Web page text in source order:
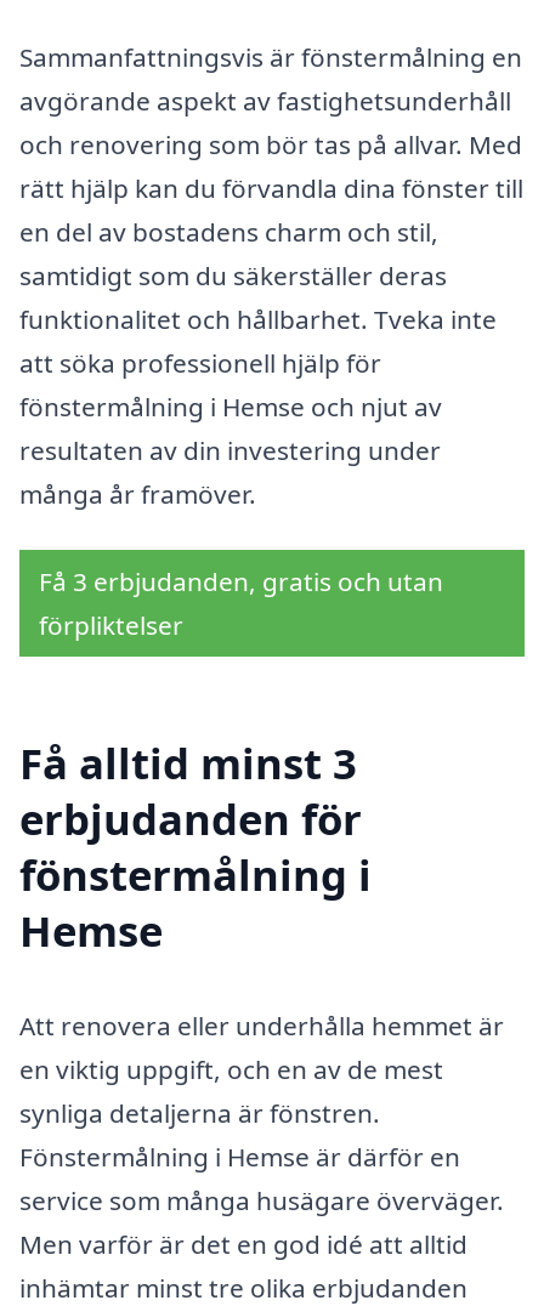
Sammanfattningsvis är fönstermålning en
avgörande aspekt av fastighetsunderhåll
och renovering som bör tas på allvar. Med
rätt hjälp kan du förvandla dina fönster till
en del av bostadens charm och stil,
samtidigt som du säkerställer deras
funktionalitet och hållbarhet. Tveka inte
att söka professionell hjälp för
fönstermålning i Hemse och njut av
resultaten av din investering under
många år framöver.
Få 3 erbjudanden, gratis och utan
förpliktelser
Få alltid minst 3
erbjudanden för
fönstermålning i
Hemse
Att renovera eller underhålla hemmet är
en viktig uppgift, och en av de mest
synliga detaljerna är fönstren.
Fönstermålning i Hemse är därför en
service som många husägare överväger.
Men varför är det en god idé att alltid
inhämtar minst tre olika erbjudanden